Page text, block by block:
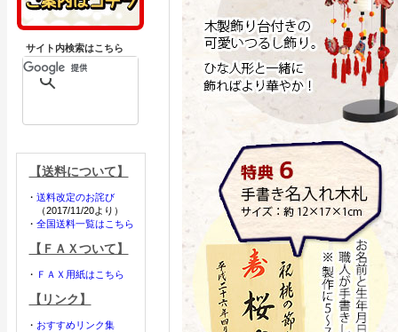
サイト内検索はこちら
【送料について】
・ 送料改定のお詫び
（2017/11/20より）
・ 全国送料一覧はこちら
【ＦＡＸついて】
・ ＦＡＸ用紙はこちら
【リンク】
・ おすすめリンク集